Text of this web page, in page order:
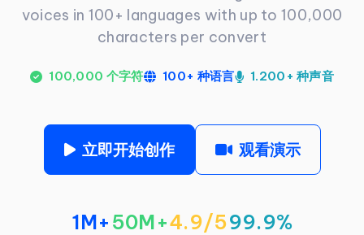
voices in 100+ languages with up to 100,000
characters per convert
100,000 个字符 100+ 种语言 1.200+ 种声音
立即开始创作 观看演示
1M+ 50M+4.9/599.9%